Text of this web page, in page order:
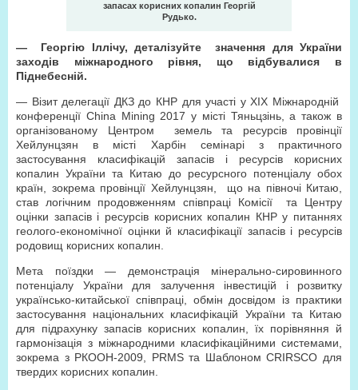
запасах корисних копалин Георгій
Рудько.
— Георгію Іллічу, деталізуйте значення для України
заходів міжнародного рівня, що відбувалися в
Піднебесній.
— Візит делегації ДКЗ до КНР для участі у XIX Міжнародній
конференції China Mining 2017 у місті Тяньцзінь, а також в
організованому Центром земель та ресурсів провінції
Хейлунцзян в місті Харбін семінарі з практичного
застосування класифікацій запасів і ресурсів корисних
копалин України та Китаю до ресурсного потенціалу обох
країн, зокрема провінції Хейлунцзян, що на півночі Китаю,
став логічним продовженням співпраці Комісії та Центру
оцінки запасів і ресурсів корисних копалин КНР у питаннях
геолого-економічної оцінки й класифікації запасів і ресурсів
родовищ корисних копалин.
Мета поїздки — демонстрація мінерально-сировинного
потенціалу України для залучення інвестицій і розвитку
українсько-китайської співпраці, обмін досвідом із практики
застосування національних класифікацій України та Китаю
для підрахунку запасів корисних копалин, їх порівняння й
гармонізація з міжнародними класифікаційними системами,
зокрема з РКООН-2009, PRMS та Шаблоном CRIRSCO для
твердих корисних копалин.